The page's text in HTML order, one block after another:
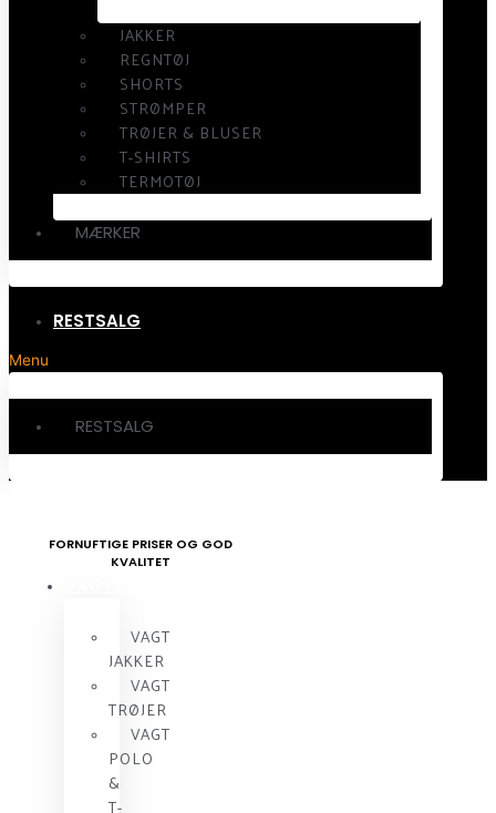
JAKKER
REGNTØJ
SHORTS
STRØMPER
TRØJER & BLUSER
T-SHIRTS
TERMOTØJ
MÆRKER
RESTSALG
Menu
RESTSALG
FORNUFTIGE PRISER OG GOD
KVALITET
VAGT
JAKKER
VAGT
TRØJER
VAGT
POLO
&
T-